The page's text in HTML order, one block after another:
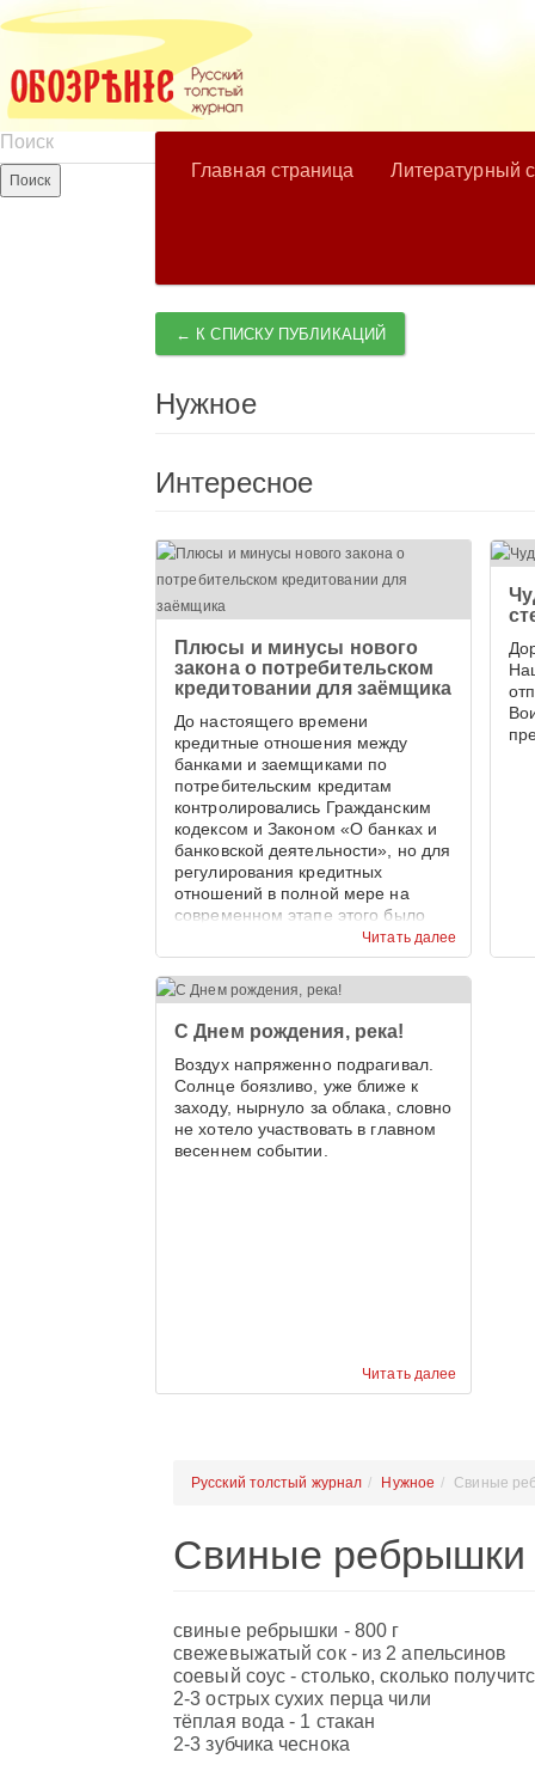
Главная страница Литературный
← К СПИСКУ ПУБЛИКАЦИЙ
Нужное
Интересное
Читать далее
Плюсы и минусы нового
закона о потребительском
кредитовании для заёмщика
До настоящего времени
кредитные отношения между
банками и заемщиками по
потребительским кредитам
контролировались Гражданским
кодексом и Законом «О банках и
банковской деятельности», но для
регулирования кредитных
отношений в полной мере на
современном этапе этого было
Читать далее
С Днем рождения, река!
Воздух напряженно подрагивал.
Солнце боязливо, уже ближе к
заходу, нырнуло за облака, словно
не хотело участвовать в главном
весеннем событии.
Русский толстый журнал Нужное Свиные
Свиные ребрышки
свиные ребрышки - 800 г
свежевыжатый сок - из 2 апельсинов
соевый соус - столько, сколько
2-3 острых сухих перца чили
тёплая вода - 1 стакан
2-3 зубчика чеснока